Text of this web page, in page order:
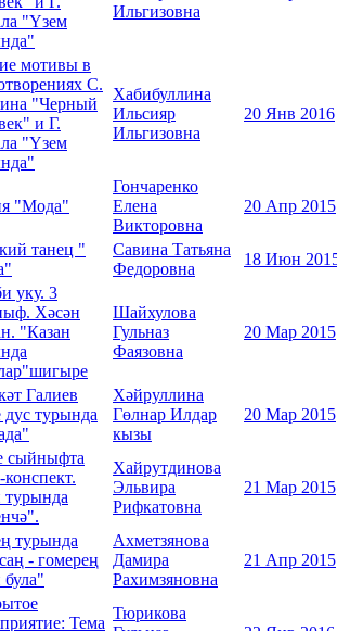
"Үзем
Ильгизовна
мотивы в
С.
"Черный
и Г.
"Үзем
Хабибуллина
Ильсияр
Ильгизовна
20 Янв 2016
"Мода"
Гончаренко
Елена
Викторовна
20 Апр 2015
танец "
Савина Татьяна
Федоровна
18 Июн
уку. 3
Хәсән
"Казан
Шайхулова
Гульназ
Фаязовна
20 Мар 2015
Галиев
турында
Хәйруллина
Гөлнар Илдар
кызы
20 Мар 2015
сыйныфта
Хайрутдинова
Эльвира
Рифкатовна
21 Мар 2015
турында
- гомерең
Ахметзянова
Дамира
Рахимзяновна
21 Апр 2015
Тема
Тюрикова